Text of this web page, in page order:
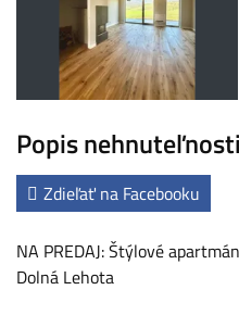
Popis nehnuteľnosti
Zdieľať na Facebooku
NA PREDAJ: Štýlové
Dolná Lehota